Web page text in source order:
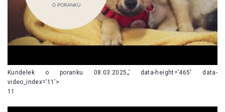
Kundelek o poranku 08.03.2025„’ data-height=’465′ data-
video_index=’11’>
11